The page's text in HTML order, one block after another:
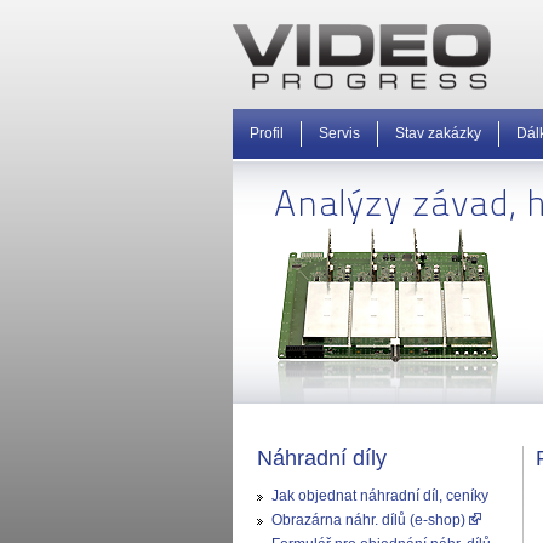
Profil Servis Stav zakázky
Náhradní díly
Jak objednat náhradní díl, ceníky
Obrazárna náhr. dílů (e-shop)